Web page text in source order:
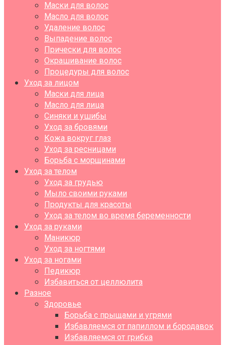
Маски для волос
Масло для волос
Удаление волос
Выпадение волос
Прически для волос
Окрашивание волос
Процедуры для волос
Уход за лицом
Маски для лица
Масло для лица
Синяки и ушибы
Уход за бровями
Кожа вокруг глаз
Уход за ресницами
Борьба с морщинами
Уход за телом
Уход за грудью
Мыло своими руками
Продукты для красоты
Уход за телом во время беременности
Уход за руками
Маникюр
Уход за ногтями
Уход за ногами
Педикюр
Избавиться от целлюлита
Разное
Здоровье
Борьба с прыщами и угрями
Избавляемся от папиллом и бородавок
Избавляемся от грибка